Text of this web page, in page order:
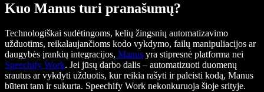
Kuo Manus turi pranašumų?
Technologiškai sudėtingoms, kelių žingsnių automatizavimo
užduotims, reikalaujančioms kodo vykdymo, failų manipuliacijos ar
daugybės įrankių integracijos, Manus yra stipresnė platforma nei
Speechify Work. Jei jūsų darbo dalis – automatizuoti duomenų
srautus ar vykdyti užduotis, kur reikia rašyti ir paleisti kodą, Manus
būtent tam ir sukurta. Speechify Work nekonkuruoja šioje srityje.